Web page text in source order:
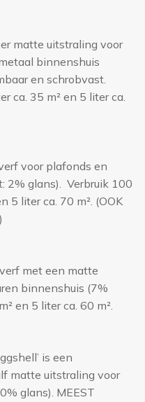
matte uitstraling voor
binnenshuis
en schrobvast.
ca. 35 m² en 5 liter ca.
voor plafonds en
2% glans). Verbruik 100
5 liter ca. 70 m². (OOK
met een matte
binnenshuis (7%
en 5 liter ca. 60 m².
is een
matte uitstraling voor
glans). MEEST